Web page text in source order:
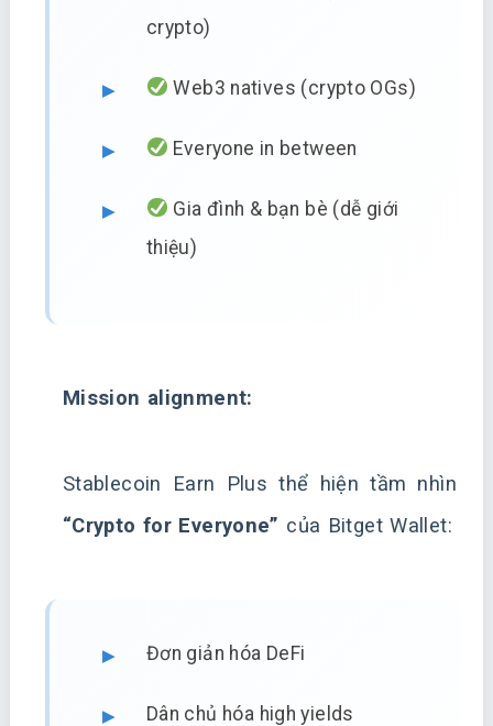
crypto)
Web3 natives (crypto OGs)
Everyone in between
Gia đình & bạn bè (dễ giới
thiệu)
Mission alignment:
Stablecoin Earn Plus thể hiện tầm nhìn
“Crypto for Everyone” của Bitget Wallet:
Đơn giản hóa DeFi
Dân chủ hóa high yields